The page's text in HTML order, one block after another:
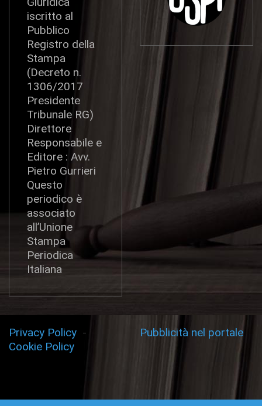
iscritto al
Pubblico
Registro della
Stampa
(Decreto n.
1306/2017
Presidente
Tribunale RG)
Direttore
Responsabile e
Editore : Avv.
Pietro Gurrieri
Questo
periodico è
associato
all’Unione
Stampa
Periodica
Italiana
Privacy Policy -
Cookie Policy
Pubblicità nel portale